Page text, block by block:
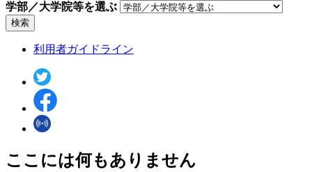
学部／大学院等を選ぶ
検索
利用者ガイドライン
ここには何もありません